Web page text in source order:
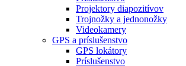
Projektory diapozitívov
Trojnožky a jednonožky
Videokamery
GPS a príslušenstvo
GPS lokátory
Príslušenstvo